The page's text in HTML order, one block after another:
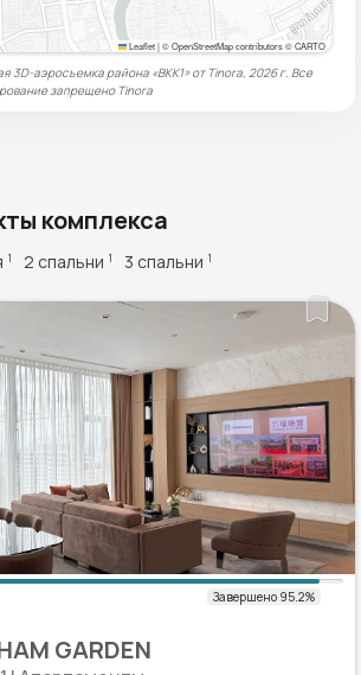
Leaflet|© OpenStreetMap contributors © CARTO
3D-аэросъемка района «BKK1» от Tinora, 2026 г. Все
запрещено Tinora
комплекса
1 2 спальни 1 3 спальни 1
GARDEN